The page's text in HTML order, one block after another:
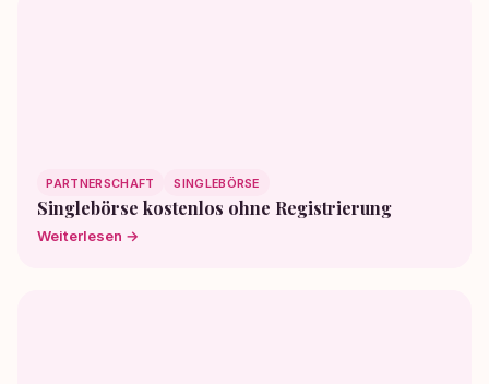
PARTNERSCHAFT SINGLEBÖRSE
Singlebörse kostenlos ohne Registrierung
Weiterlesen →